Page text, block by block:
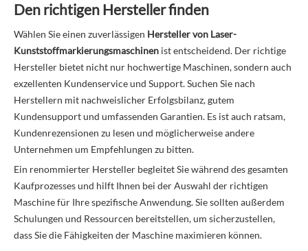
Den richtigen Hersteller finden
Wählen Sie einen zuverlässigen Hersteller von Laser-
Kunststoffmarkierungsmaschinen ist entscheidend. Der richtige
Hersteller bietet nicht nur hochwertige Maschinen, sondern auch
exzellenten Kundenservice und Support. Suchen Sie nach
Herstellern mit nachweislicher Erfolgsbilanz, gutem
Kundensupport und umfassenden Garantien. Es ist auch ratsam,
Kundenrezensionen zu lesen und möglicherweise andere
Unternehmen um Empfehlungen zu bitten.
Ein renommierter Hersteller begleitet Sie während des gesamten
Kaufprozesses und hilft Ihnen bei der Auswahl der richtigen
Maschine für Ihre spezifische Anwendung. Sie sollten außerdem
Schulungen und Ressourcen bereitstellen, um sicherzustellen,
dass Sie die Fähigkeiten der Maschine maximieren können.